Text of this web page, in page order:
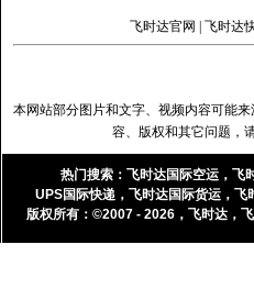
飞时达官网 飞时达
本网站部分图片和文字、视频内容可能
容、版权和其它问题，
热门搜索： 飞时达国际空运 ， 飞
UPS国际快递 ， 飞时达国际货运 ， 飞
版权所有：©2007 - 2026， 飞时达，